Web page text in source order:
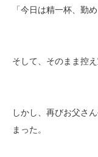
「今日は精一杯、勤
そして、そのまま控
しかし、再びお父さ
まった。